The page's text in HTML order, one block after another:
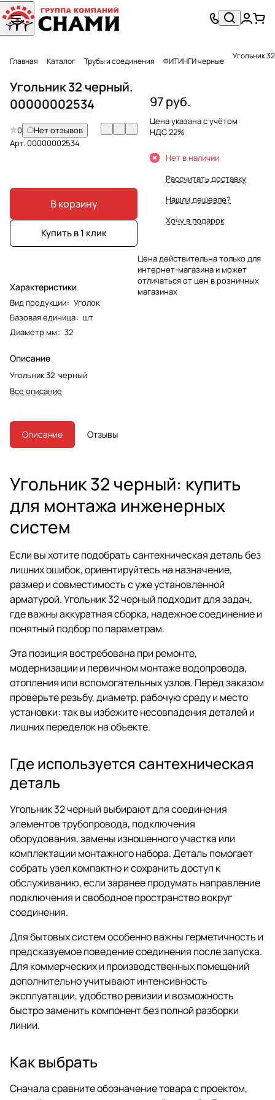
Главная Каталог Трубы и соединения ФИТИНГИ черные
Угольник 32 черный.
00000002534
0
Нет отзывов
Арт.00000002534
В корзину
Купить в 1 клик
Характеристики
Вид продукции: Уголок
Базовая единица: шт
Диаметр мм: 32
Описание
Угольник 32 черный
Все описание
97 руб.
Цена указана с учётом
НДС 22%
Нет в наличии
Рассчитать доставку
Нашли дешевле?
Хочу в подарок
Цена действительна только для
интернет-магазина и может
отличаться от цен в розничных
магазинах
Описание Отзывы
Угольник 32 черный: купить
для монтажа инженерных
систем
Если вы хотите подобрать сантехническая деталь без
лишних ошибок, ориентируйтесь на назначение,
размер и совместимость с уже установленной
арматурой. Угольник 32 черный подходит для задач,
где важны аккуратная сборка, надежное соединение и
понятный подбор по параметрам.
Эта позиция востребована при ремонте,
модернизации и первичном монтаже водопровода,
отопления или вспомогательных узлов. Перед заказом
проверьте резьбу, диаметр, рабочую среду и место
установки: так вы избежите несовпадения деталей и
лишних переделок на объекте.
Где используется сантехническая
деталь
Угольник 32 черный выбирают для соединения
элементов трубопровода, подключения
оборудования, замены изношенного участка или
комплектации монтажного набора. Деталь помогает
собрать узел компактно и сохранить доступ к
обслуживанию, если заранее продумать направление
подключения и свободное пространство вокруг
соединения.
Для бытовых систем особенно важны герметичность и
предсказуемое поведение соединения после запуска.
Для коммерческих и производственных помещений
дополнительно учитывают интенсивность
эксплуатации, удобство ревизии и возможность
быстро заменить компонент без полной разборки
линии.
Как выбрать
Сначала сравните обозначение товара с проектом,